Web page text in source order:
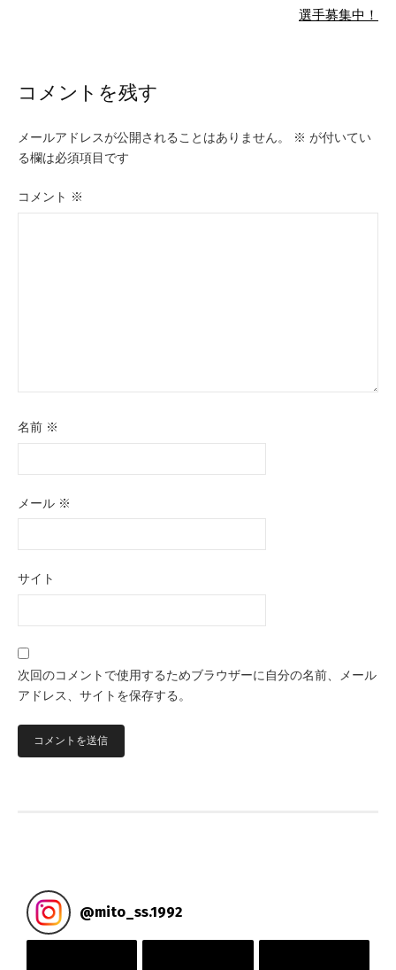
ナ
ゲ
ー
選手募集中！
コメントを残す
メールアドレスが公開されることはありません。 ※ が付いてい
る欄は必須項目です
コメント ※
名前 ※
メール ※
サイト
次回のコメントで使用するためブラウザーに自分の名前、メール
アドレス、サイトを保存する。
@mito_ss.1992